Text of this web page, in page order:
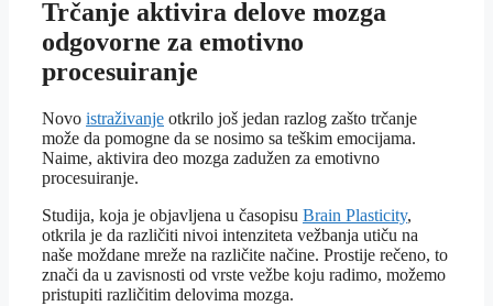
Trčanje aktivira delove mozga
odgovorne za emotivno
procesuiranje
Novo istraživanje otkrilo još jedan razlog zašto trčanje
može da pomogne da se nosimo sa teškim emocijama.
Naime, aktivira deo mozga zadužen za emotivno
procesuiranje.
Studija, koja je objavljena u časopisu Brain Plasticity,
otkrila je da različiti nivoi intenziteta vežbanja utiču na
naše moždane mreže na različite načine. Prostije rečeno, to
znači da u zavisnosti od vrste vežbe koju radimo, možemo
pristupiti različitim delovima mozga.